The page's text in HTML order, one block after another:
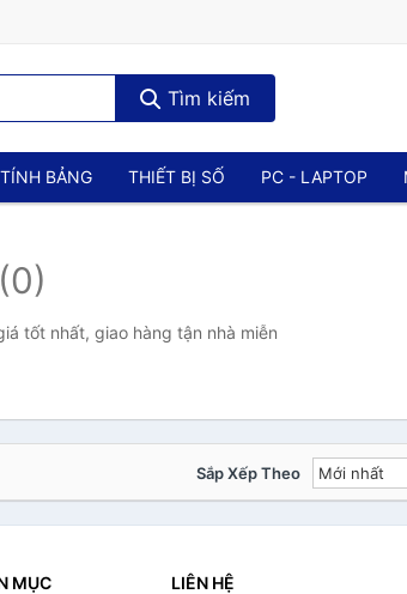
Tìm kiếm
BẢNG THIẾT BỊ SỐ PC - LAPTOP
(0)
tốt nhất, giao hàng tận nhà miễn
Sắp Xếp Theo
MỤC LIÊN HỆ